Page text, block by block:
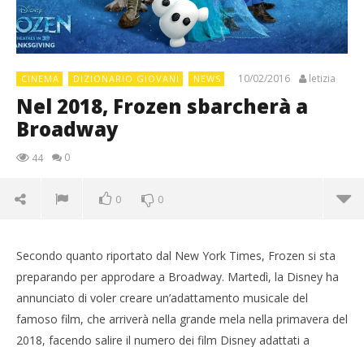
CINEMA DIZIONARIO GIOVANI NEWS 10/02/2016 letizia
Nel 2018, Frozen sbarcherà a
Broadway
44 0
0 0
Secondo quanto riportato dal New York Times, Frozen si sta
preparando per approdare a Broadway. Martedì, la Disney ha
annunciato di voler creare un’adattamento musicale del
famoso film, che arriverà nella grande mela nella primavera del
2018, facendo salire il numero dei film Disney adattati a